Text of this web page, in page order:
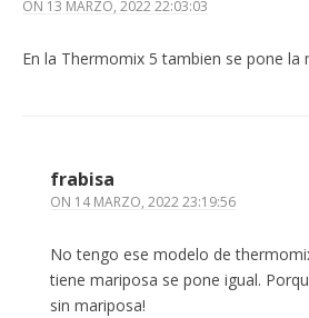
ON 13 MARZO, 2022 22:03:03
En la Thermomix 5 tambien se pone la
frabisa
ON 14 MARZO, 2022 23:19:56
No tengo ese modelo de
tiene mariposa se pone igual.
sin mariposa!